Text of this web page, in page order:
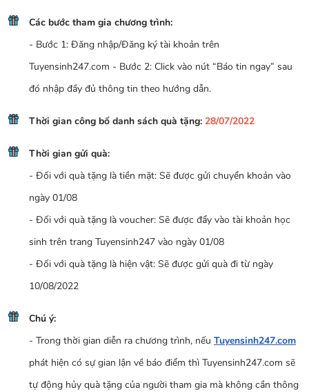
Các bước tham gia chương trình:
- Bước 1: Đăng nhập/Đăng ký tài khoản trên
Tuyensinh247.com - Bước 2: Click vào nút “Báo tin ngay” sau
đó nhập đầy đủ thông tin theo hướng dẫn.
Thời gian công bố danh sách quà tặng: 28/07/2022
Thời gian gửi quà:
- Đối với quà tặng là tiền mặt: Sẽ được gửi chuyển khoản vào
ngày 01/08
- Đối với quà tặng là voucher: Sẽ được đẩy vào tài khoản học
sinh trên trang Tuyensinh247 vào ngày 01/08
- Đối với quà tặng là hiện vật: Sẽ được gửi quà đi từ ngày
10/08/2022
Chú ý:
- Trong thời gian diễn ra chương trình, nếu Tuyensinh247.com
phát hiện có sự gian lận về báo điểm thì Tuyensinh247.com sẽ
tự động hủy quà tặng của người tham gia mà không cần thông